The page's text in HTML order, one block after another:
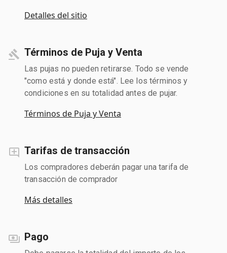
Detalles del sitio
Términos de Puja y Venta
Las pujas no pueden retirarse. Todo se vende
"como está y donde está". Lee los términos y
condiciones en su totalidad antes de pujar.
Términos de Puja y Venta
Tarifas de transacción
Los compradores deberán pagar una tarifa de
transacción de comprador
Más detalles
Pago